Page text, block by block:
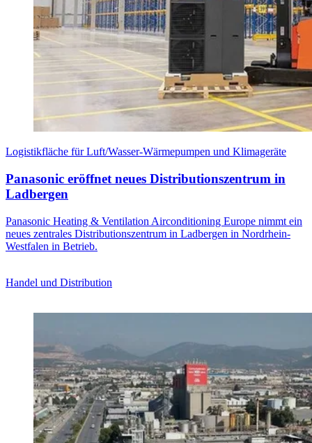
Logistikfläche für Luft/Wasser-Wärmepumpen und Klimageräte
Panasonic eröffnet neues Distributionszentrum in
Ladbergen
Panasonic Heating & Ventilation Airconditioning Europe nimmt ein
neues zentrales Distributionszentrum in Ladbergen in Nordrhein-
Westfalen in Betrieb.
Handel und Distribution